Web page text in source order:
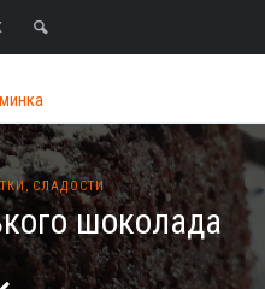
, СЛАДОСТИ
шоколада